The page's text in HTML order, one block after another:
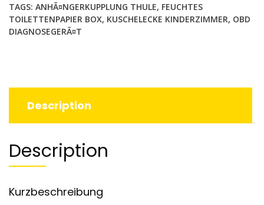
TAGS: ANHÃ¤NGERKUPPLUNG THULE, FEUCHTES
TOILETTENPAPIER BOX, KUSCHELECKE KINDERZIMMER, OBD
DIAGNOSEGERÃ¤T
Description
Description
Kurzbeschreibung